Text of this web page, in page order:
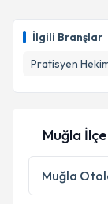
İlgili Branşlar
Pratisyen
Muğla
Muğla